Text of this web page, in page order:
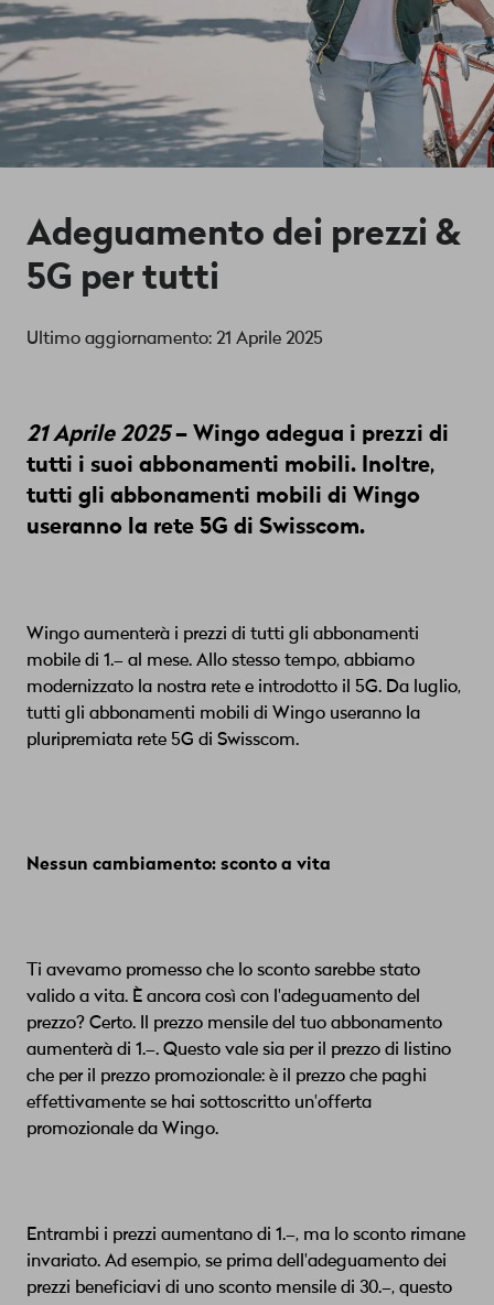
Adeguamento dei prezzi &
5G per tutti
Ultimo aggiornamento: 21 Aprile 2025
21 Aprile 2025– Wingo adegua i prezzi di
tutti i suoi abbonamenti mobili. Inoltre,
tutti gli abbonamenti mobili di Wingo
useranno la rete 5G di Swisscom.
Wingo aumenterà i prezzi di tutti gli abbonamenti
mobile di 1.– al mese. Allo stesso tempo, abbiamo
modernizzato la nostra rete e introdotto il 5G. Da luglio,
tutti gli abbonamenti mobili di Wingo useranno la
pluripremiata rete 5G di Swisscom.
Nessun cambiamento: sconto a vita
Ti avevamo promesso che lo sconto sarebbe stato
valido a vita. È ancora così con l'adeguamento del
prezzo? Certo. Il prezzo mensile del tuo abbonamento
aumenterà di 1.–. Questo vale sia per il prezzo di listino
che per il prezzo promozionale: è il prezzo che paghi
effettivamente se hai sottoscritto un'offerta
promozionale da Wingo.
Entrambi i prezzi aumentano di 1.–, ma lo sconto rimane
invariato. Ad esempio, se prima dell'adeguamento dei
prezzi beneficiavi di uno sconto mensile di 30.–, questo